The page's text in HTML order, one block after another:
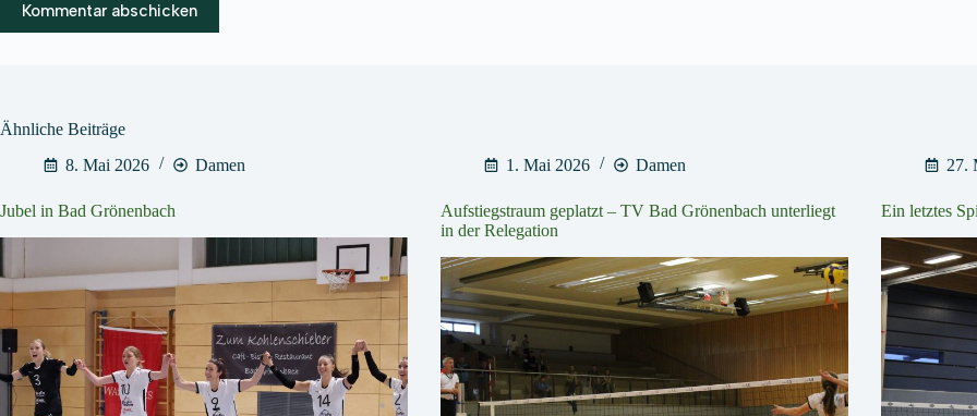
Kommentar abschicken
Ähnliche Beiträge
8. Mai 2026
Damen
Jubel in Bad Grönenbach
1. Mai 2026 Damen
Aufstiegstraum geplatzt – TV Bad Grönenbach unterliegt
in der Relegation
27.
Ein letztes